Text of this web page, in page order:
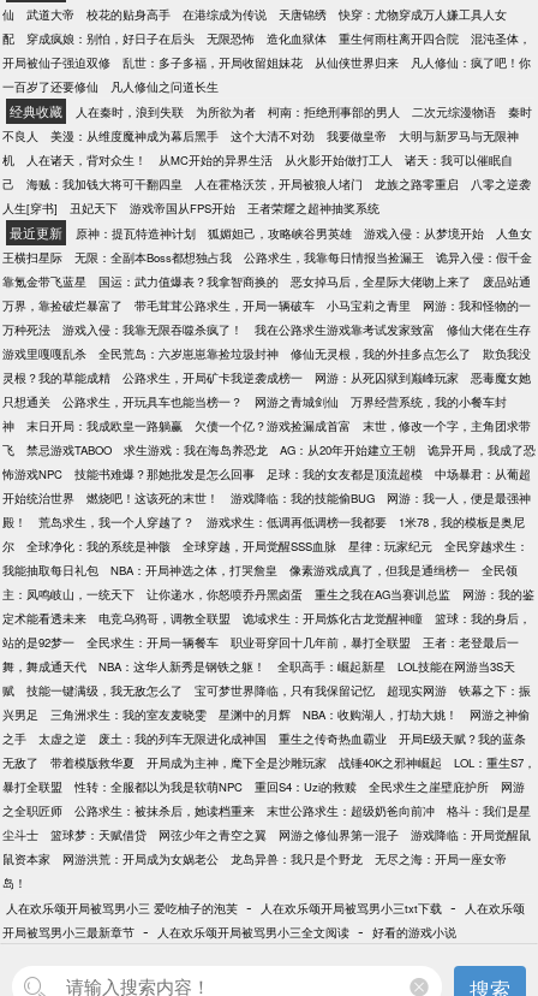
仙
武道大帝 校花的贴身高手 在港综成为传说 天唐锦绣
快穿：尤物穿成万人嫌工具人女
配
穿成疯娘：别怕，好日子在后头 无限恐怖 造化血狱体 重生何雨柱离开四合院
混沌圣体，
开局被仙子强迫双修
乱世：多子多福，开局收留姐妹花 从仙侠世界归来
凡人修仙：疯了吧！你
一百岁了还要修仙
凡人修仙之问道长生
经典收藏 人在秦时，浪到失联 为所欲为者 柯南：拒绝刑事部的男人 二次元综漫物语
秦时
不良人
美漫：从维度魔神成为幕后黑手 这个大清不对劲 我要做皇帝
大明与新罗马与无限神
机
人在诸天，背对众生！ 从MC开始的异界生活 从火影开始做打工人
诸天：我可以催眠自
己
海贼：我加钱大将可干翻四皇 人在霍格沃茨，开局被狼人堵门 龙族之路零重启
八零之逆袭
人生[穿书]
丑妃天下 游戏帝国从FPS开始 王者荣耀之超神抽奖系统
最近更新 原神：提瓦特造神计划 狐媚妲己，攻略峡谷男英雄 游戏入侵：从梦境开始
人鱼女
王横扫星际
无限：全副本Boss都想独占我 公路求生，我靠每日情报当捡漏王
诡异入侵：假千金
靠氪金带飞蓝星
国运：武力值爆表？我拿智商换的 恶女掉马后，全星际大佬吻上来了
废品站通
万界，靠捡破烂暴富了
带毛茸茸公路求生，开局一辆破车 小马宝莉之青里
网游：我和怪物的一
万种死法
游戏入侵：我靠无限吞噬杀疯了！ 我在公路求生游戏靠考试发家致富
修仙大佬在生存
游戏里嘎嘎乱杀
全民荒岛：六岁崽崽靠捡垃圾封神 修仙无灵根，我的外挂多点怎么了
欺负我没
灵根？我的草能成精
公路求生，开局矿卡我逆袭成榜一 网游：从死囚狱到巅峰玩家
恶毒魔女她
只想通关
公路求生，开玩具车也能当榜一？ 网游之青城剑仙
万界经营系统，我的小餐车封
神
末日开局：我成欧皇一路躺赢 欠债一个亿？游戏捡漏成首富
末世，修改一个字，主角团求带
飞
禁忌游戏TABOO 求生游戏：我在海岛养恐龙 AG：从20年开始建立王朝
诡异开局，我成了恐
怖游戏NPC
技能书难爆？那她批发是怎么回事 足球：我的女友都是顶流超模
中场暴君：从葡超
开始统治世界
燃烧吧！这该死的末世！ 游戏降临：我的技能偷BUG
网游：我一人，便是最强神
殿！
荒岛求生，我一个人穿越了？ 游戏求生：低调再低调榜一我都要
1米78，我的模板是奥尼
尔
全球净化：我的系统是神骸 全球穿越，开局觉醒SSS血脉 星律：玩家纪元
全民穿越求生：
我能抽取每日礼包
NBA：开局神选之体，打哭詹皇 像素游戏成真了，但我是通缉榜一
全民领
主：凤鸣岐山，一统天下
让你递水，你怒喷乔丹黑卤蛋 重生之我在AG当赛训总监
网游：我的鉴
定术能看透未来
电竞乌鸦哥，调教全联盟 诡域求生：开局炼化古龙觉醒神瞳
篮球：我的身后，
站的是92梦一
全民求生：开局一辆餐车 职业哥穿回十几年前，暴打全联盟
王者：老登最后一
舞，舞成通天代
NBA：这华人新秀是钢铁之躯！ 全职高手：崛起新星
LOL技能在网游当3S天
赋
技能一键满级，我无敌怎么了 宝可梦世界降临，只有我保留记忆 超现实网游
铁幕之下：振
兴男足
三角洲求生：我的室友麦晓雯 星渊中的月辉 NBA：收购湖人，打劫大姚！
网游之神偷
之手
太虚之逆 废土：我的列车无限进化成神国 重生之传奇热血霸业
开局E级天赋？我的蓝条
无敌了
带着模版救华夏 开局成为主神，麾下全是沙雕玩家 战锤40K之邪神崛起
LOL：重生S7，
暴打全联盟
性转：全服都以为我是软萌NPC 重回S4：Uzi的救赎 全民求生之崖壁庇护所
网游
之全职匠师
公路求生：被抹杀后，她读档重来 末世公路求生：超级奶爸向前冲
格斗：我们是星
尘斗士
篮球梦：天赋借贷 网弦少年之青空之翼 网游之修仙界第一混子
游戏降临：开局觉醒鼠
鼠资本家
网游洪荒：开局成为女娲老公 龙岛异兽：我只是个野龙
无尽之海：开局一座女帝
岛！
人在欢乐颂开局被骂男小三 爱吃柚子的泡芙 - 人在欢乐颂开局被骂男小三txt下载 -
人在欢乐颂
开局被骂男小三最新章节 - 人在欢乐颂开局被骂男小三全文阅读 - 好看的游戏小说
搜索